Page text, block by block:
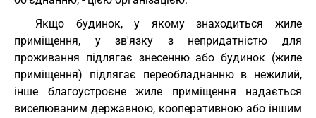
Якщо будинок, у якому знаходиться жиле
приміщення, у зв'язку з непридатністю для
проживання підлягає знесенню або будинок (жиле
приміщення) підлягає переобладнанню в нежилий,
інше благоустроєне жиле приміщення надається
виселюваним державною, кооперативною або іншим